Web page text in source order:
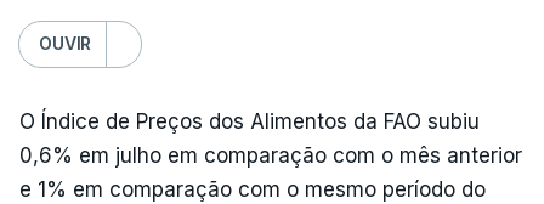
OUVIR
O Índice de Preços dos Alimentos da FAO subiu
0,6% em julho em comparação com o mês anterior
e 1% em comparação com o mesmo período do